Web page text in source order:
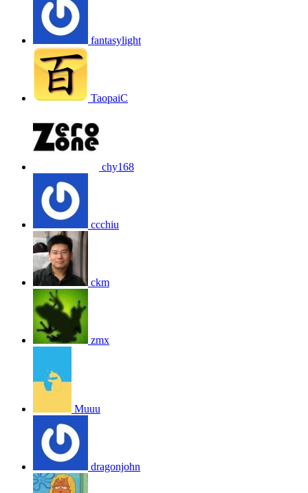
fantasylight
TaopaiC
chy168
ccchiu
ckm
zmx
Muuu
dragonjohn